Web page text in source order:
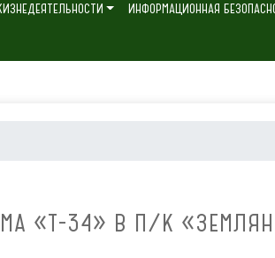
ИНФОРМАЦИОННАЯ
«Т-34» В П/К